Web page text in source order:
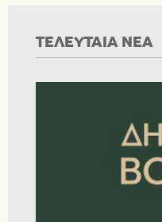
ΤΕΛΕΥΤΑΙΑ ΝΕΑ